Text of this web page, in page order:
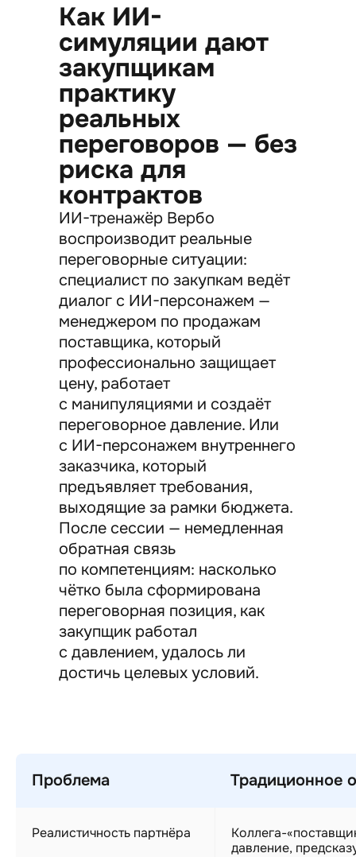
Как ИИ-
симуляции дают
закупщикам
практику
реальных
переговоров — без
риска для
контрактов
ИИ-тренажёр Вербо
воспроизводит реальные
переговорные ситуации:
специалист по закупкам ведёт
диалог с ИИ-персонажем —
менеджером по продажам
поставщика, который
профессионально защищает
цену, работает
с манипуляциями и создаёт
переговорное давление. Или
с ИИ-персонажем внутреннего
заказчика, который
предъявляет требования,
выходящие за рамки бюджета.
После сессии — немедленная
обратная связь
по компетенциям: насколько
чётко была сформирована
переговорная позиция, как
закупщик работал
с давлением, удалось ли
достичь целевых условий.
Проблема Традиционное
Реалистичность партнёра
Коллега-
давление,